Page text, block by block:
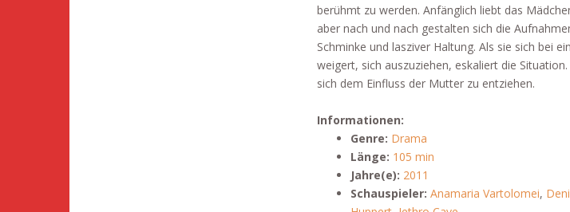
berühmt zu werden. Anfänglich liebt das
aber nach und nach gestalten sich die
Schminke und lasziver Haltung. Als sie sich bei
weigert, sich auszuziehen, eskaliert die
sich dem Einfluss der Mutter zu entziehen.
Informationen:
Genre: Drama
Länge: 105 min
Jahre(e): 2011
Schauspieler: Anamaria Vartolomei,